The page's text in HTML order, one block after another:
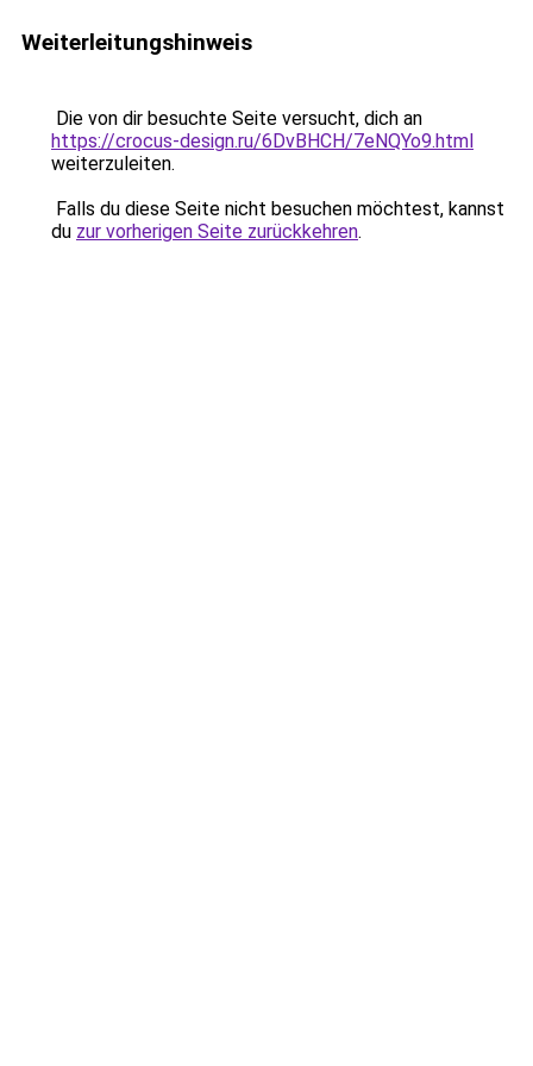
Weiterleitungshinweis
Die von dir besuchte Seite versucht, dich an
https://crocus-design.ru/6DvBHCH/7eNQYo9.html
weiterzuleiten.
Falls du diese Seite nicht besuchen möchtest, kannst
du zur vorherigen Seite zurückkehren.